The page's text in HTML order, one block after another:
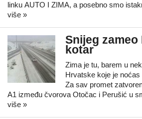
linku AUTO I ZIMA, a posebno smo
više »
Snijeg
kotar
Zima je tu, barem u
Hrvatske koje je
Za sav promet
A1 između čvorova Otočac i Perušić u
više »